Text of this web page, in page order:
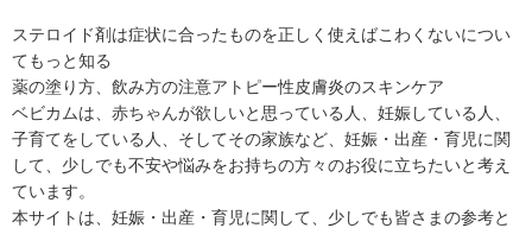
ステロイド剤は症状に合ったものを正しく使えばこわくないについ
てもっと知る
薬の塗り方、飲み方の注意アトピー性皮膚炎のスキンケア
ベビカムは、赤ちゃんが欲しいと思っている人、妊娠している人、
子育てをしている人、そしてその家族など、妊娠・出産・育児に関
して、少しでも不安や悩みをお持ちの方々のお役に立ちたいと考え
ています。
本サイトは、妊娠・出産・育児に関して、少しでも皆さまの参考と